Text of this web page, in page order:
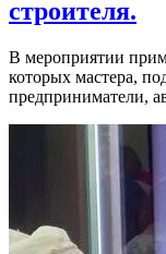
строителя.
В мероприятии
которых мастера,
предприниматели,